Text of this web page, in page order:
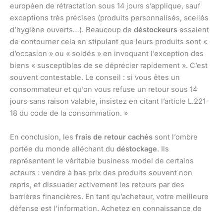
européen de rétractation sous 14 jours s’applique, sauf
exceptions très précises (produits personnalisés, scellés
d’hygiène ouverts…). Beaucoup de déstockeurs essaient
de contourner cela en stipulant que leurs produits sont «
d’occasion » ou « soldés » en invoquant l’exception des
biens « susceptibles de se déprécier rapidement ». C’est
souvent contestable. Le conseil : si vous êtes un
consommateur et qu’on vous refuse un retour sous 14
jours sans raison valable, insistez en citant l’article L.221-
18 du code de la consommation. »
En conclusion, les frais de retour cachés sont l’ombre
portée du monde alléchant du déstockage. Ils
représentent le véritable business model de certains
acteurs : vendre à bas prix des produits souvent non
repris, et dissuader activement les retours par des
barrières financières. En tant qu’acheteur, votre meilleure
défense est l’information. Achetez en connaissance de